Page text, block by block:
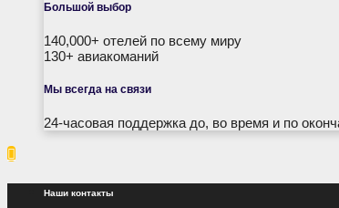
Большой выбор
140,000+ отелей по всему миру
130+ авиакоманий
Мы всегда на связи
24-часовая поддержка до, во время и по

Наши контакты